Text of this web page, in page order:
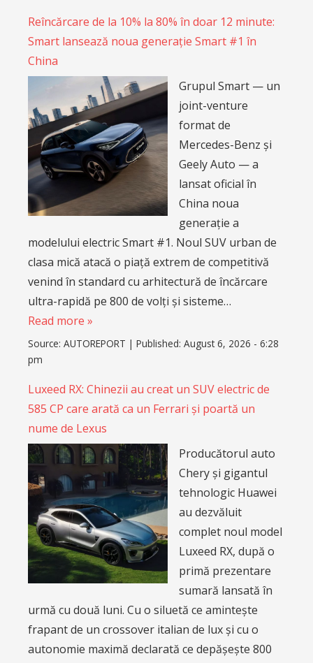
Reîncărcare de la 10% la 80% în doar 12 minute:
Smart lansează noua generație Smart #1 în
China
Grupul Smart — un
joint-venture
format de
Mercedes-Benz și
Geely Auto — a
lansat oficial în
China noua
generație a
modelului electric Smart #1. Noul SUV urban de
clasa mică atacă o piață extrem de competitivă
venind în standard cu arhitectură de încărcare
ultra-rapidă pe 800 de volți și sisteme…
Read more »
Source: AUTOREPORT | Published: August 6, 2026 - 6:28
pm
Luxeed RX: Chinezii au creat un SUV electric de
585 CP care arată ca un Ferrari și poartă un
nume de Lexus
Producătorul auto
Chery și gigantul
tehnologic Huawei
au dezvăluit
complet noul model
Luxeed RX, după o
primă prezentare
sumară lansată în
urmă cu două luni. Cu o siluetă ce amintește
frapant de un crossover italian de lux și cu o
autonomie maximă declarată ce depășește 800